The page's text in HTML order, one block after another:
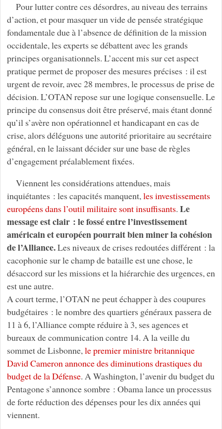
Pour lutter contre ces désordres, au niveau des terrains
d’action, et pour masquer un vide de pensée stratégique
fondamentale due à l’absence de définition de la mission
occidentale, les experts se débattent avec les grands
principes organisationnels. L’accent mis sur cet aspect
pratique permet de proposer des mesures précises : il est
urgent de revoir, avec 28 membres, le processus de prise de
décision. L’OTAN repose sur une logique consensuelle. Le
principe du consensus doit être préservé, mais étant donné
qu’il s’avère non opérationnel et handicapant en cas de
crise, alors déléguons une autorité prioritaire au secrétaire
général, en le laissant décider sur une base de règles
d’engagement préalablement fixées.
Viennent les considérations attendues, mais
inquiétantes : les capacités manquent,les investissements
européens dans l’outil militaire sont insuffisants. Le
message est clair : le fossé entre l’investissement
américain et européen pourrait bien miner la cohésion
de l’Alliance.Les niveaux de crises redoutées différent : la
cacophonie sur le champ de bataille est une chose, le
désaccord sur les missions et la hiérarchie des urgences, en
est une autre.
A court terme, l’OTAN ne peut échapper à des coupures
budgétaires : le nombre des quartiers généraux passera de
11 à 6, l’Alliance compte réduire à 3, ses agences et
bureaux de communication contre 14. A la veille du
sommet de Lisbonne,le premier ministre britannique
David Cameron annonce des diminutions drastiques du
budget de la Défense. A Washington, l’avenir du budget du
Pentagone s’annonce sombre : Obama lance un processus
de forte réduction des dépenses pour les dix années qui
viennent.